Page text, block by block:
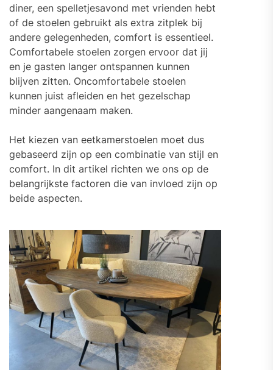
diner, een spelletjesavond met vrienden hebt
of de stoelen gebruikt als extra zitplek bij
andere gelegenheden, comfort is essentieel.
Comfortabele stoelen zorgen ervoor dat jij
en je gasten langer ontspannen kunnen
blijven zitten. Oncomfortabele stoelen
kunnen juist afleiden en het gezelschap
minder aangenaam maken.
Het kiezen van eetkamerstoelen moet dus
gebaseerd zijn op een combinatie van stijl en
comfort. In dit artikel richten we ons op de
belangrijkste factoren die van invloed zijn op
beide aspecten.